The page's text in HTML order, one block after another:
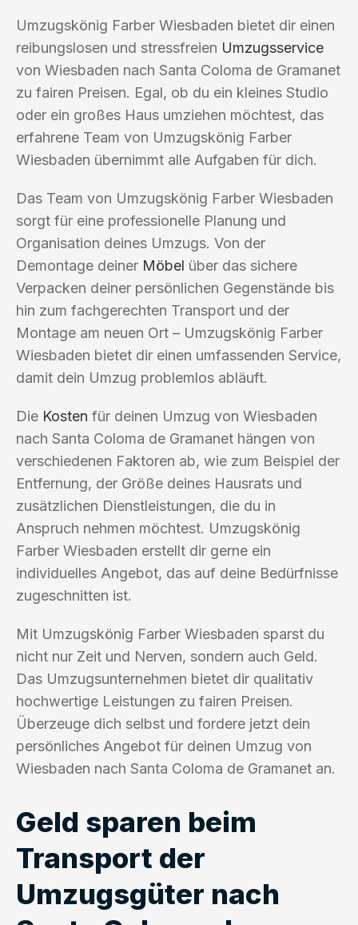
Umzugskönig Farber Wiesbaden bietet dir einen
reibungslosen und stressfreien Umzugsservice
von Wiesbaden nach Santa Coloma de Gramanet
zu fairen Preisen. Egal, ob du ein kleines Studio
oder ein großes Haus umziehen möchtest, das
erfahrene Team von Umzugskönig Farber
Wiesbaden übernimmt alle Aufgaben für dich.
Das Team von Umzugskönig Farber Wiesbaden
sorgt für eine professionelle Planung und
Organisation deines Umzugs. Von der
Demontage deiner Möbel über das sichere
Verpacken deiner persönlichen Gegenstände bis
hin zum fachgerechten Transport und der
Montage am neuen Ort – Umzugskönig Farber
Wiesbaden bietet dir einen umfassenden Service,
damit dein Umzug problemlos abläuft.
Die Kosten für deinen Umzug von Wiesbaden
nach Santa Coloma de Gramanet hängen von
verschiedenen Faktoren ab, wie zum Beispiel der
Entfernung, der Größe deines Hausrats und
zusätzlichen Dienstleistungen, die du in
Anspruch nehmen möchtest. Umzugskönig
Farber Wiesbaden erstellt dir gerne ein
individuelles Angebot, das auf deine Bedürfnisse
zugeschnitten ist.
Mit Umzugskönig Farber Wiesbaden sparst du
nicht nur Zeit und Nerven, sondern auch Geld.
Das Umzugsunternehmen bietet dir qualitativ
hochwertige Leistungen zu fairen Preisen.
Überzeuge dich selbst und fordere jetzt dein
persönliches Angebot für deinen Umzug von
Wiesbaden nach Santa Coloma de Gramanet an.
Geld sparen beim
Transport der
Umzugsgüter nach